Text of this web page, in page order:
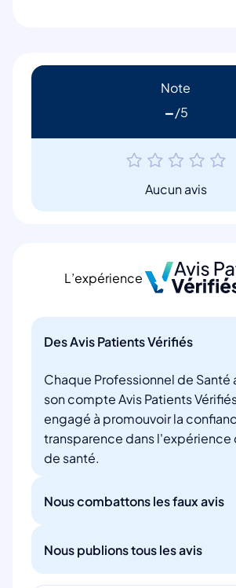
Note
-
Aucun avis
L’expérience
Des Avis Patients Vérifiés
Chaque Professionnel de Santé
son compte Avis Patients
engagé à promouvoir la
transparence dans l'expérience
de santé.
Nous combattons les faux avis
Nous publions tous les avis